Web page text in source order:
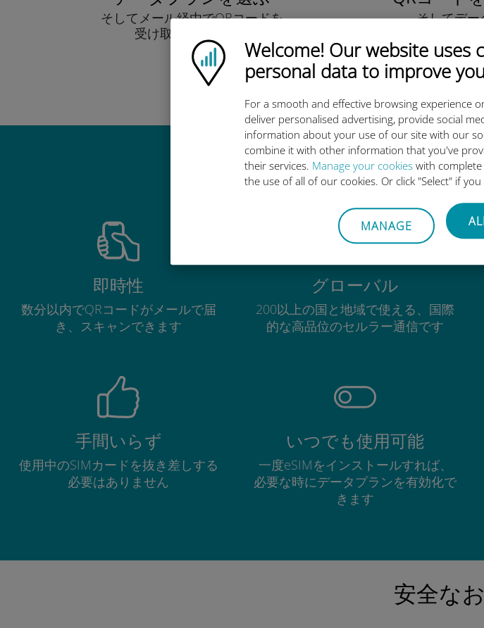
Ubigi logo
Welcome! Our website uses
personal data to improve
For a smooth and effective browsing experience
deliver personalised advertising, provide social
information about your use of our site with our
combine it with other information that you've
their services. Manage your cookies with complete
the use of all of our cookies. Or click "Select" if
MANAGE
そしてメール経由でQRコードを
受け取りましょう！
早い！
そしてデー
Ubigi eSIMをイ
しょう シ
Ubigi International
即時性
数分以内でQRコードがメールで届
き、スキャンできます
グローバル
200以上の国と地域で使える、国際
的な高品位のセルラー通信です
手間いらず
使用中のSIMカードを抜き差しする
必要はありません
いつでも使用可能
一度eSIMをインストールすれば、
必要な時にデータプランを有効化で
きます
安全な